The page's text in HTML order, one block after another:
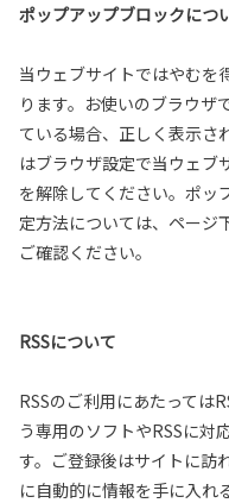
ポップアップブロックにつ
当ウェブサイトではやむを
ります。お使いのブラウザ
ている場合、正しく表示さ
はブラウザ設定で当ウェブ
を解除してください。ポッ
定方法については、ページ
ご確認ください。
RSSについて
RSSのご利用にあたっては
う専用のソフトやRSSに対
す。ご登録後はサイトに訪
に自動的に情報を手に入れ